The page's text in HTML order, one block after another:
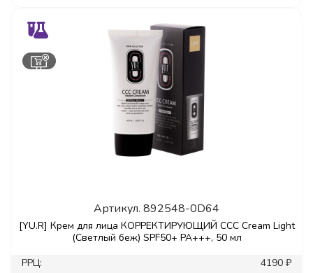
Артикул. 892548-0D64
[YU.R] Крем для лица КОРРЕКТИРУЮЩИЙ ССС Cream Light
(Светлый беж) SPF50+ РА+++, 50 мл
РРЦ:
4190 ₽